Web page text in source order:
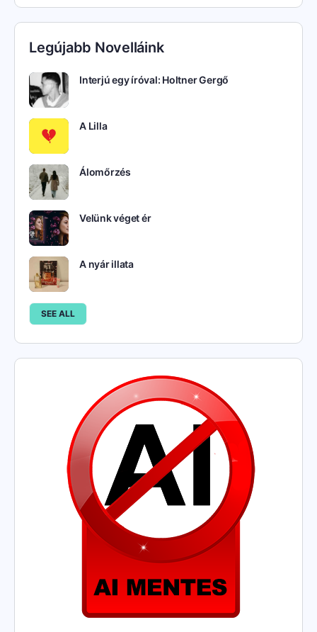
Legújabb Novelláink
Interjú egy íróval: Holtner Gergő
A Lilla
Álomőrzés
Velünk véget ér
A nyár illata
SEE ALL